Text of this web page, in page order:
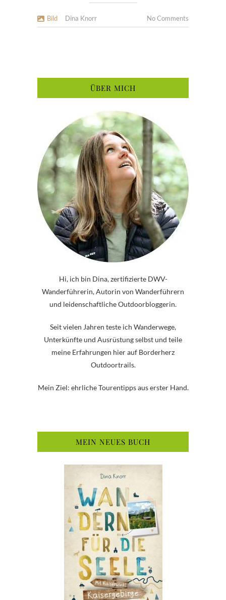
Bild Dina Knorr No Comments
ÜBER MICH
Hi, ich bin Dina, zertifizierte DWV-
Wanderführerin, Autorin von Wanderführern
und leidenschaftliche Outdoorbloggerin.
Seit vielen Jahren teste ich Wanderwege,
Unterkünfte und Ausrüstung selbst und teile
meine Erfahrungen hier auf Borderherz
Outdoortrails.
Mein Ziel: ehrliche Tourentipps aus erster Hand.
MEIN NEUES BUCH